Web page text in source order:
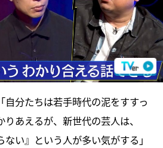
自分たちは若手時代の泥をすすっ
あえるが、新世代の芸人は、
ない』という人が多い気がする」